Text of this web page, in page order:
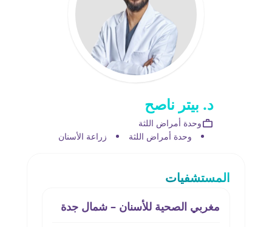
د. بيتر ناصح
وحدة أمراض اللثة
وحدة أمراض اللثة
زراعة الأسنان
المستشفيات
مغربي الصحية للأسنان – شمال جدة